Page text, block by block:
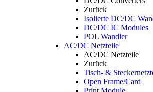
Zurück
Isolierte DC/DC
DC/DC IC Modules
POL Wandler
AC/DC Netzteile
AC/DC Netzteile
Zurück
Tisch- &
Open Frame/Card
Print Module